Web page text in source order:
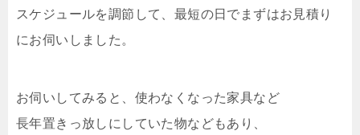
スケジュールを調節して、最短の日でまずはお見積り
にお伺いしました。
お伺いしてみると、使わなくなった家具など
長年置きっ放しにしていた物などもあり、